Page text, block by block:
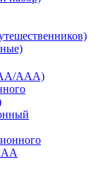
AAA)